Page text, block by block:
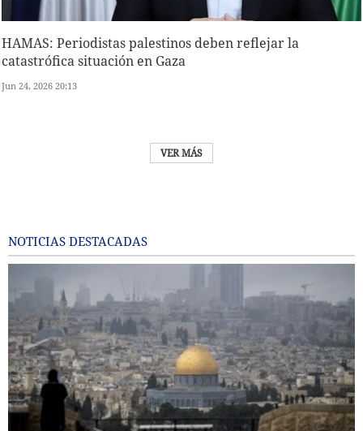
HAMAS: Periodistas palestinos deben reflejar la
catastrófica situación en Gaza
Jun 24, 2026 20:13
VER MÁS
NOTICIAS DESTACADAS